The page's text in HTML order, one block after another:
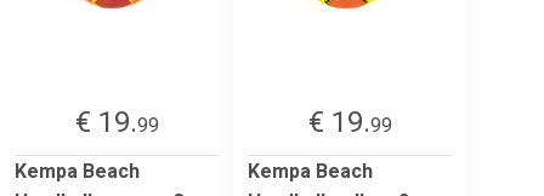
€ 19.99
Kempa Beach
€ 19.99
Kempa Beach